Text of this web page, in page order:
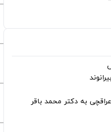
به دکتر محمد باقر